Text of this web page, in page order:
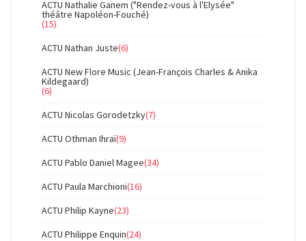
ACTU Nathalie Ganem ("Rendez-vous à l'Elysée"
théâtre Napoléon-Fouché)
(15)
ACTU Nathan Juste(6)
ACTU New Flore Music (Jean-François Charles & Anika
Kildegaard)
(6)
ACTU Nicolas Gorodetzky(7)
ACTU Othman Ihraï(9)
ACTU Pablo Daniel Magee(34)
ACTU Paula Marchioni(16)
ACTU Philip Kayne(23)
ACTU Philippe Enquin(24)